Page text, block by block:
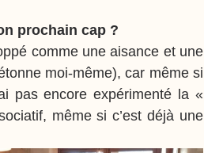
prochain cap ?
comme une aisance et une
moi-même), car même si
pas encore expérimenté la «
même si c’est déjà une